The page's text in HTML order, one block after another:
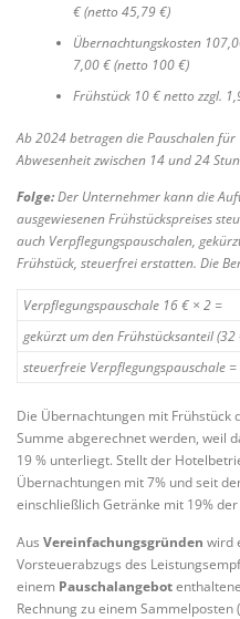
€ (netto 45,79 €)
Übernachtungskosten
7,00 € (netto 100 €)
Frühstück 10 € netto zzgl.
Ab 2024 betragen die Pauschalen
Abwesenheit zwischen 14 und 24
Folge:Der Unternehmer kann die
ausgewiesenen Frühstückspreises
auch Verpflegungspauschalen,
Frühstück, steuerfrei erstatten. Die
Verpflegungspauschale 16 € × 2 =
gekürzt um den Frühstücksanteil (32
steuerfreie Verpflegungspauschale =
Die Übernachtungen mit
Summe abgerechnet werden, weil
19 % unterliegt. Stellt der
Übernachtungen mit 7% und seit
einschließlich Getränke mit 19%
Aus Vereinfachungsgründen wird
Vorsteuerabzugs des
einem Pauschalangebot
Rechnung zu einem Sammelposten